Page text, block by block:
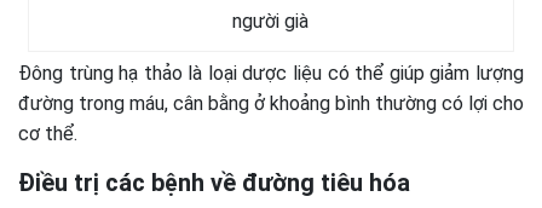
người già
Đông trùng hạ thảo là loại dược liệu có thể giúp giảm lượng
đường trong máu, cân bằng ở khoảng bình thường có lợi cho
cơ thể.
Điều trị các bệnh về đường tiêu hóa